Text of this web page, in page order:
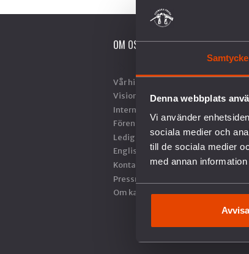
Samtycke
Denna webbplats
Vi använder
sociala medier och
till de sociala medier
med annan
Avvisa
OM OSS
Vår historia
Vision & Uppdrag
Internationella nätverk
Föreningsinformation
Lediga tjänster
English
Kontakt
Pressrum
Om kakor